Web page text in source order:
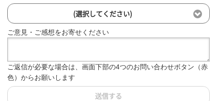
(選択してください)
ご意見・ご感想をお寄せください
ご返信が必要な場合は、画面下部の4つのお問い合わせボタン（赤
色）からお願いします
送信する